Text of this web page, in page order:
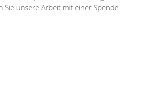
Sie unsere Arbeit mit einer Spende